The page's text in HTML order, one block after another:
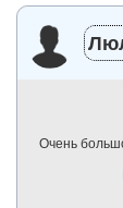
Очень